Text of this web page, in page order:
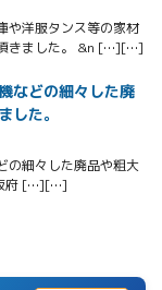
洋服タンス等の家材
きました。 &n […][…]
などの細々した廃
した。
の細々した廃品や粗大
府 […][…]